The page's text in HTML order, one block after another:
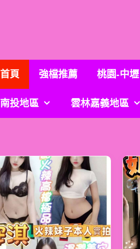
首頁 強檔推薦 桃園-中壢
南投地區 雲林嘉義地區